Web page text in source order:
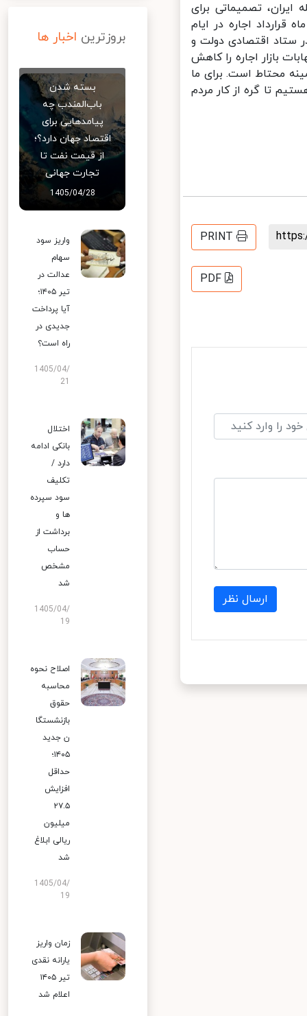
حدود ۳۰ کشور و از جمله ایران، تصمیماتی برای
واحدهای استیجاری مسکونی اتخاذ کردند، توضیح داد: برای ۲ ماه قرارداد اجاره در ایام
ستاد اقتصادی دولت و
بازار اجاره را کاهش
محتاط است. برای ما
تا گره از کار مردم
PRINT
PDF
ارسال نظر
بروزترین اخبار ها
بسته شدن
باب‌المندب چه
پیامدهایی برای
اقتصاد جهان دارد؟؛
از قیمت نفت تا
تجارت جهانی
1405/04/28
واریز سود
سهام
عدالت در
تیر ۱۴۰۵؛
آیا پرداخت
جدیدی در
راه است؟
1405/04/
اختلال
بانکی ادامه
دارد /
تکلیف
سود سپرده
ها و
برداشت از
حساب
مشخص
شد
1405/04/
19
اصلاح نحوه
محاسبه
حقوق
بازنشستگا
ن جدید
۱۴۰۵؛
حداقل
افزایش
۲۷.۵
میلیون
ریالی ابلاغ
شد
1405/04/
19
زمان واریز
یارانه نقدی
تیر ۱۴۰۵
اعلام شد